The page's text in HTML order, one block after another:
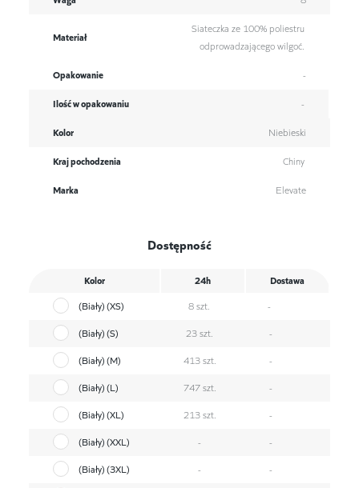
Materiał
Siateczka ze 100% poliestru
odprowadzającego wilgoć.
Opakowanie -
Ilość w opakowaniu -
Kolor Niebieski
Kraj pochodzenia Chiny
Marka Elevate
Dostępność
Kolor 24h
Dostawa
(Biały) (XS)
8 szt.
-
(Biały) (S)
23 szt.
-
(Biały) (M)
413 szt.
-
(Biały) (L)
747 szt.
-
(Biały) (XL)
213 szt.
-
(Biały) (XXL)
-
-
(Biały) (3XL)
-
-